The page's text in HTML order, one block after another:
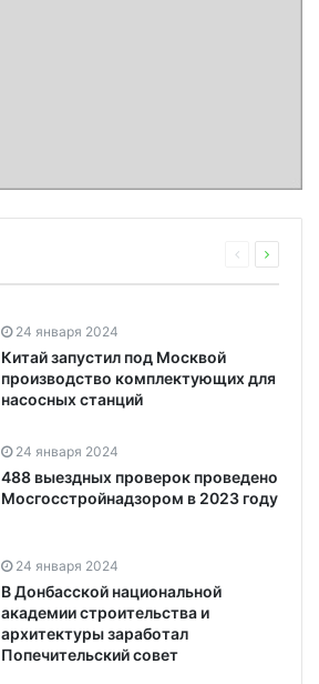
24 января 2024
Китай запустил под Москвой
производство комплектующих для
насосных станций
24 января 2024
488 выездных проверок проведено
Мосгосстройнадзором в 2023 году
24 января 2024
В Донбасской национальной
академии строительства и
архитектуры заработал
Попечительский совет